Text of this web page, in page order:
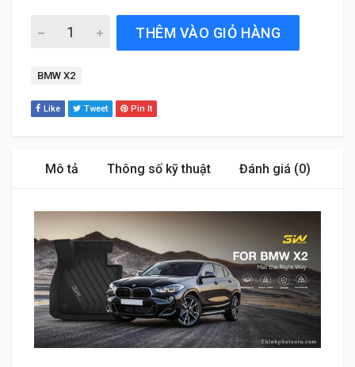
Thảm Sàn Xe BMW X2 (2018 đến 2025) Thương hiệu
THÊM VÀO GIỎ HÀNG
Tag:
BMW X2
Like Tweet Pin It
Mô tả Thông số kỹ thuật Đánh giá (0)